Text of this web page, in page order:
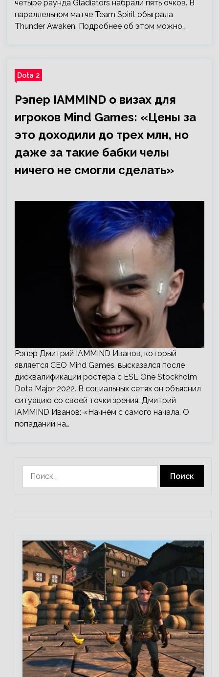
четыре раунда Gladiators набрали пять очков. В
параллельном матче Team Spirit обыграла
Thunder Awaken. Подробнее об этом можно…
Dota 2
Рэпер IAMMIND о визах для
игроков Mind Games: «Цены за
это доходили до трех млн, но
даже за такие бабки челы
ничего не смогли сделать»
Рэпер Дмитрий IAMMIND Иванов, который
является СЕО Mind Games, высказался после
дисквалификации ростера с ESL One Stockholm
Dota Major 2022. В социальных сетях он объяснил
ситуацию со своей точки зрения. Дмитрий
IAMMIND Иванов: «Начнём с самого начала. О
попадании на…